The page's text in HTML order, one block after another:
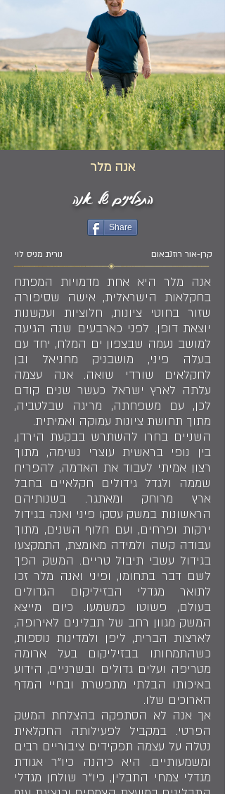
אנה מלר
התבלינים של אנה
Share
נורית מניס לוי קרן-אור רוזנבאום
אנה מלר היא אחת מדמויות המפתח
בחקלאות הישראלית, אישה שסיפורה
שזור בחוטי ציונות, חלוציות ועקשנות
יוצאת דופן. לפני כארבעים שנה הגיעה
למושב נעמה שבצפון ים המלח, יחד עם
בעלה פיני, מושבניק מחניאל ובן
לחקלאים שורדי שואה. אנה עצמה
עלתה לארץ ישראל כעשר שנים קודם
לכן, עם משפחתה, מריגה שבלטביה,
מתוך תחושת ציונות עמוקה ואמיתית.
השניים בחרו להשתרש בבקעת הירדן,
בין נופי בראשית עוצרי נשימה, מתוך
רצון אמיתי לעבוד את האדמה, להפריח
שממה ולגדל גידולים חקלאיים בחבל
ארץ מרוחק ומאתגר. בשנותיהם
הראשונות במשק עסקו פיני ואנה בגידול
ירקות ופרחים, ועם חלוף השנים, מתוך
עבודה קשה ולמידה מאומצת, התמקצעו
בגידול עשבי תיבול טריים. המשק הפך
לשם דבר בתחומו, ופיני ואנה מלר זכו
לתואר מגדלי הבזיליקום הגדולים
בעולם, פשוטו כמשמעו. כיום מייצא
המשק מגוון רחב של תבלינים לאירופה,
לארצות הברית, ליפן ולמדינות נוספות,
כשהתמחותו בבזיליקום בעל ארומה
מטריפה ועלים גדולים ובשרניים, הידוע
באיכותו הבלתי מתפשרת ובחיי המדף
הארוכים שלו.
אך אנה לא הסתפקה בהצלחת המשק
הפרטי. במקביל לפעילותה החקלאית
נטלה על עצמה תפקידים ציבוריים רבים
ומשמעותיים. היא כיהנה כיו"ר אגודת
מגדלי צמחי התבלין, כיו"ר שולחן מגדלי